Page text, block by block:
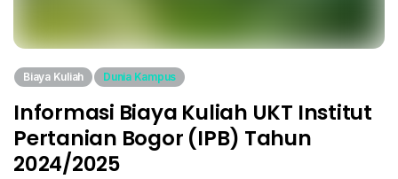
Biaya Kuliah Dunia Kampus
Informasi Biaya Kuliah UKT Institut
Pertanian Bogor (IPB) Tahun
2024/2025